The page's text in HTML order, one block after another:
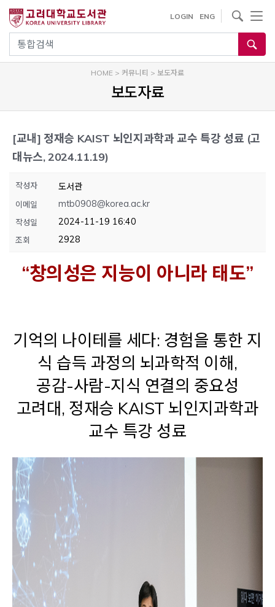
건
기
통합검색
LOGIN ENG
사이트내 검색
HOME > 커뮤니티 > 보도자료
보도자료
[교내] 정재승 KAIST 뇌인지과학과 교수 특강 성료 (고
대뉴스, 2024.11.19)
작성자 도서관
이메일 mtb0908@korea.ac.kr
작성일 2024-11-19 16:40
조회 2928
“창의성은 지능이 아니라 태도”
기억의 나이테를 세다: 경험을 통한 지
식 습득 과정의 뇌과학적 이해,
공감-사람-지식 연결의 중요성
고려대, 정재승 KAIST 뇌인지과학과
교수 특강 성료